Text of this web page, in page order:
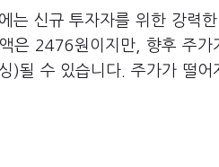
는 신규 투자자를 위한 강력
은 2476원이지만, 향후 주
)될 수 있습니다. 주가가 떨